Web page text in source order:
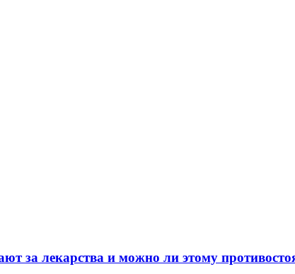
за лекарства и можно ли этому